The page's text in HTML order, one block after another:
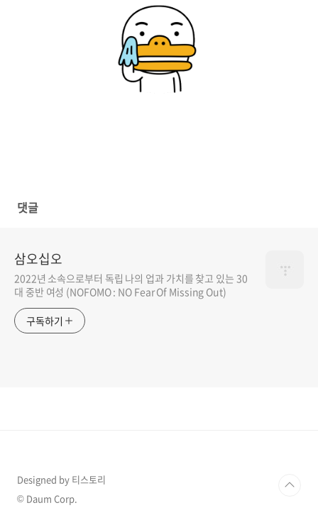
댓글
삼오십오
2022년 소속으로부터 독립 나의 업과 가치를 찾고 있는 30
대 중반 여성 (NOFOMO : NO Fear Of Missing Out)
구독하기
Designed by 티스토리
© Daum Corp.